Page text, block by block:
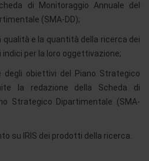
di Monitoraggio Annuale del
(SMA-DD);
qualità e la quantità della ricerca dei
per la loro oggettivazione;
degli obiettivi del Piano Strategico
la redazione della Scheda di
Strategico Dipartimentale (SMA-
su IRIS dei prodotti della ricerca.